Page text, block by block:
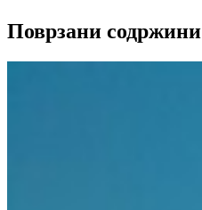
Поврзани содржини